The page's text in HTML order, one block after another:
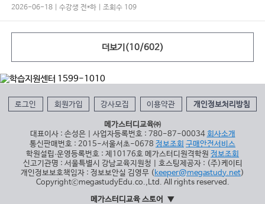
2026-06-18 | 수강생 전*하 | 조회수 109
더보기(10/602)
로그인 회원가입 강사모집 이용약관 개인정보처리방침
메가스터디교육㈜
대표이사 : 손성은 | 사업자등록번호 : 780-87-00034 회사소개
통신판매번호 : 2015-서울서초-0678 정보조회 구매안전서비스
학원설립∙운영등록번호 : 제10176호 메가스터디원격학원 정보조회
신고기관명 : 서울특별시 강남교육지원청 | 호스팅제공자 : (주)케이티
개인정보보호책임자 : 정보보안실 김영무 ( keeper@megastudy.net)
CopyrightⓒmegastudyEdu.co.,Ltd. All rights reserved.
메가스터디교육 스토어